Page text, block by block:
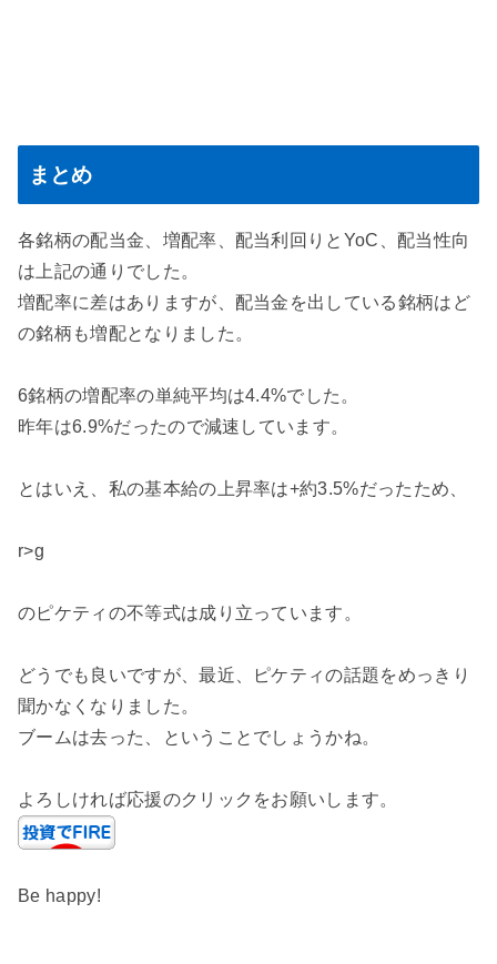
まとめ
各銘柄の配当金、増配率、配当利回りとYoC、配当性向
は上記の通りでした。
増配率に差はありますが、配当金を出している銘柄はど
の銘柄も増配となりました。
6銘柄の増配率の単純平均は4.4%でした。
昨年は6.9%だったので減速しています。
とはいえ、私の基本給の上昇率は+約3.5%だったため、
r>g
のピケティの不等式は成り立っています。
どうでも良いですが、最近、ピケティの話題をめっきり
聞かなくなりました。
ブームは去った、ということでしょうかね。
よろしければ応援のクリックをお願いします。
Be happy!